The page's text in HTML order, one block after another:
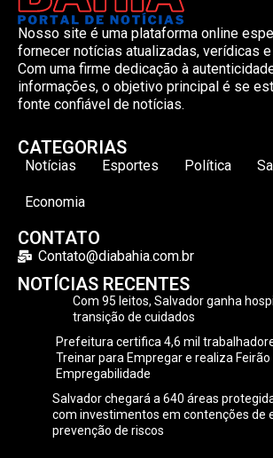
Nosso site é uma plataforma online
fornecer notícias atualizadas, verídicas
Com uma firme dedicação à
informações, o objetivo principal é se
fonte confiável de notícias.
CATEGORIAS
Notícias Esportes Política
Economia
CONTATO
Contato@diabahia.com.br
NOTÍCIAS RECENTES
Com 95 leitos, Salvador ganha
transição de cuidados
Prefeitura certifica 4,6 mil
Treinar para Empregar e realiza Feirão
Empregabilidade
Salvador chegará a 640 áreas
com investimentos em contenções de
prevenção de riscos